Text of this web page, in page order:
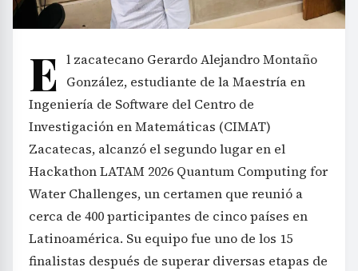
E l zacatecano Gerardo Alejandro Montaño
González, estudiante de la Maestría en
Ingeniería de Software del Centro de
Investigación en Matemáticas (CIMAT)
Zacatecas, alcanzó el segundo lugar en el
Hackathon LATAM 2026 Quantum Computing for
Water Challenges, un certamen que reunió a
cerca de 400 participantes de cinco países en
Latinoamérica. Su equipo fue uno de los 15
finalistas después de superar diversas etapas de